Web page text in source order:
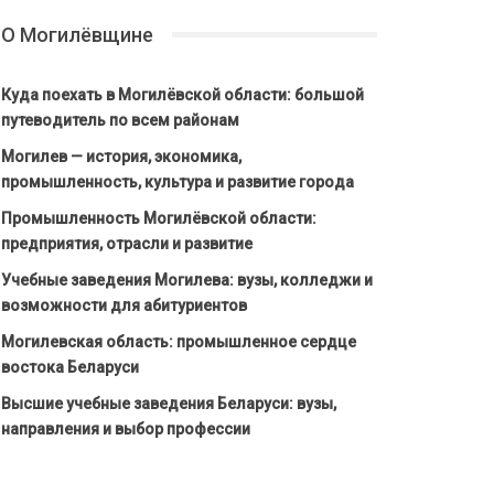
О Могилёвщине
Куда поехать в Могилёвской области: большой
путеводитель по всем районам
Могилев — история, экономика,
промышленность, культура и развитие города
Промышленность Могилёвской области:
предприятия, отрасли и развитие
Учебные заведения Могилева: вузы, колледжи и
возможности для абитуриентов
Могилевская область: промышленное сердце
востока Беларуси
Высшие учебные заведения Беларуси: вузы,
направления и выбор профессии